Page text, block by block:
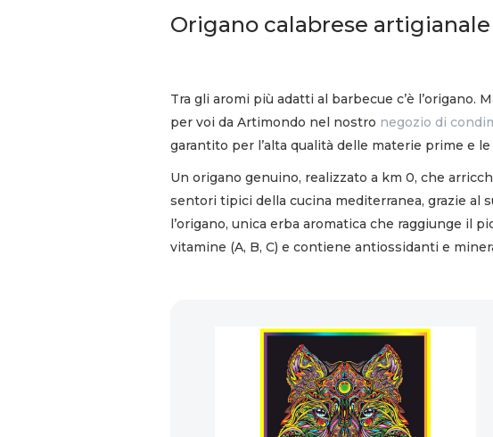
Origano calabrese artigianale
Tra gli aromi più adatti al barbecue c’è l’origano.
per voi da Artimondo nel nostro negozio di
garantito per l’alta qualità delle materie prime e
Un origano genuino, realizzato a km 0, che
sentori tipici della cucina mediterranea, grazie al
l’origano, unica erba aromatica che raggiunge il
vitamine (A, B, C) e contiene antiossidanti e